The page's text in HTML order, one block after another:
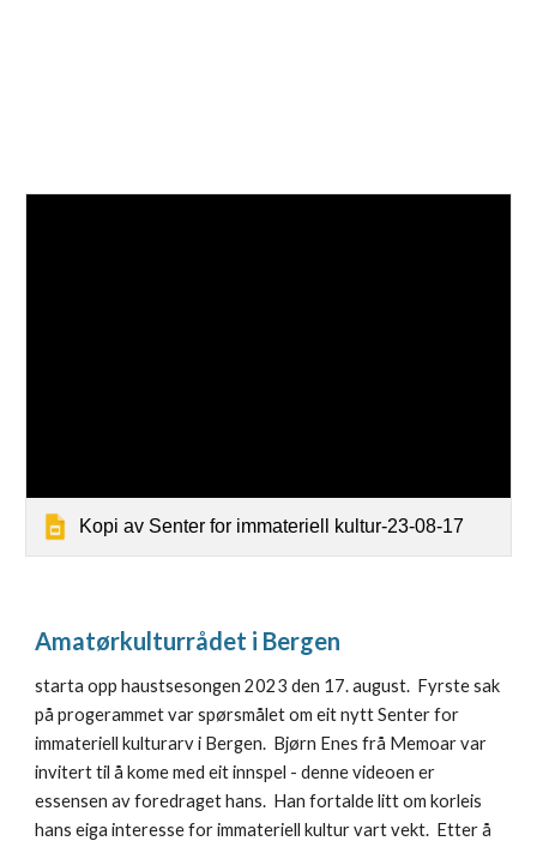
Kopi av Senter for immateriell kultur-23-08-17
Amatørkulturrådet i Bergen
starta opp haustsesongen 2023 den 17. august. Fyrste sak
på progerammet var spørsmålet om eit nytt Senter for
immateriell kulturarv i Bergen. Bjørn Enes frå Memoar var
invitert til å kome med eit innspel - denne videoen er
essensen av foredraget hans. Han fortalde litt om korleis
hans eiga interesse for immateriell kultur vart vekt. Etter å